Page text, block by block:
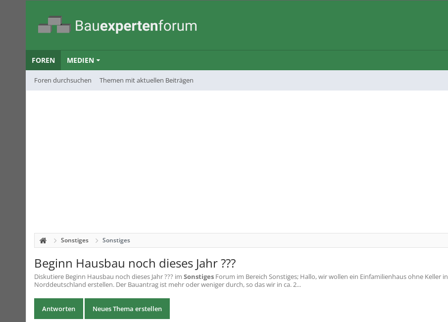
FOREN
Foren durchsuchen Themen mit aktuellen Beiträgen
MEDIEN
Sonstiges Sonstiges
Beginn Hausbau noch dieses Jahr ???
Diskutiere Beginn Hausbau noch dieses Jahr ??? im Sonstiges Forum im Bereich Sonstiges; Hallo, wir wollen ein Einfamilienhaus ohne Keller in
Norddeutschland erstellen. Der Bauantrag ist mehr oder weniger durch, so das wir in ca. 2...
Antworten Neues Thema erstellen